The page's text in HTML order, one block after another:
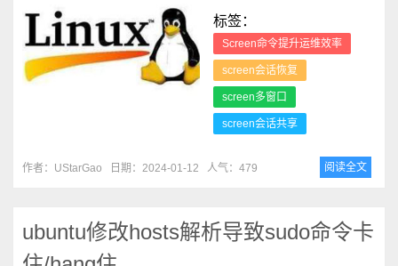
标签：
Screen命令提升运维效率
screen会话恢复
screen多窗口
screen会话共享
作者：UStarGao 日期：2024-01-12 人气：479 阅读全文
ubuntu修改hosts解析导致sudo命令卡